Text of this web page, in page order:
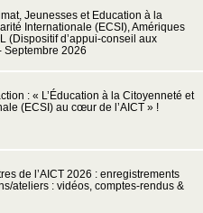
Jeunesses et Education à la
Internationale (ECSI), Amériques
(Dispositif d’appui-conseil aux
Septembre 2026
: « L’Éducation à la Citoyenneté et
(ECSI) au cœur de l’AICT » !
de l’AICT 2026 : enregistrements
ateliers : vidéos, comptes-rendus &